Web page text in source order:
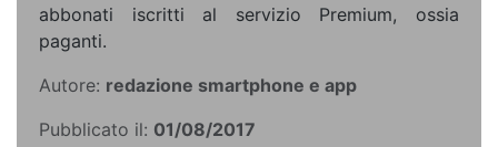
abbonati iscritti al servizio Premium, ossia
paganti.
Autore: redazione smartphone e app
Pubblicato il: 01/08/2017